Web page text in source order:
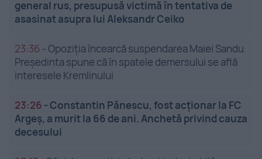
general rus, presupusă victimă în tentativa de
asasinat asupra lui Aleksandr Ceiko
23:36 -Opoziția încearcă suspendarea Maiei Sandu.
Președinta spune că în spatele demersului se află
interesele Kremlinului
23:26 -Constantin Pănescu, fost acționar la FC
Argeș, a murit la 66 de ani. Anchetă privind cauza
decesului